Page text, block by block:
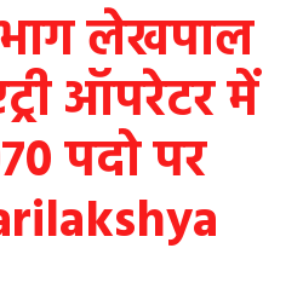
लेखपाल
ऑपरेटर में
पदो पर